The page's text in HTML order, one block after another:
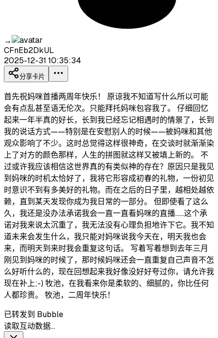
→
CFnEb2DkUL
2025-12-31 10:35:34
分享卡片
首先祝妈咪首播两周年快乐！ 原谅我不知道写什么所以可能
会有点乱甚至语无伦次。只能拜托妈咪包容我了。 仔细回忆
起来一年半真的好长，长到我已经忘记相遇时的情景了，长到
我的说话方式——特别是在安慰别人的时候——被妈咪和其他
观众影响了不少。这时总觉得这样很神奇，在交谈时就渐渐染
上了对方的颜色那样，人生的拼图就这样又被填上新的。 不
过或许我应该相信这世界真的有类似神的存在？原因只是我见
到妈咪的时机太恰好了，我将它形容成初春的礼物，一份初见
时意识不到有多美好的礼物。而在之后的日子里，越相处越依
赖，直到某天发现你成为我日常的一部分。 但即使看了这么
久，我还是没办法承诺我会一直一直看妈咪的直播……这个承
诺对我来说太沉重了，我无法没有心理负担地许下它。我不知
道未来会发生什么，我只能对妈咪说我今天在，明天我也会
来，而明天到来时我会重复这句话。 写着写着想到去年三月
刚见到妈咪的时候了，那时候妈咪还会一直重复自己声音不怎
么好听什么的，现在回想起来我好像没好好夸过你，请允许我
现在补上;-) 牧池，在我看来你是柔软的、细腻的，你比任何
人都珍贵。 牧池，二周年快乐！
已转发到 Bubble
读取互动数据…